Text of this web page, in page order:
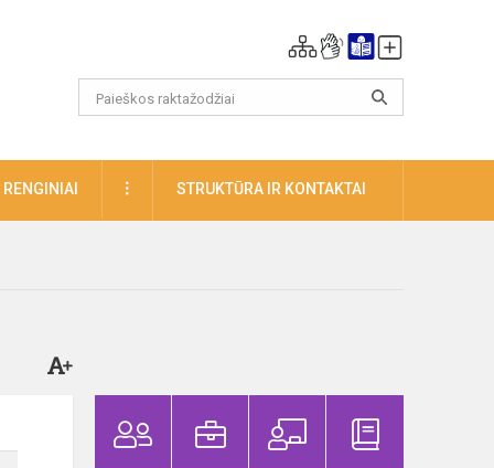
RENGINIAI DAUGIAUSTRUKTŪRA IR KONTAKTAI